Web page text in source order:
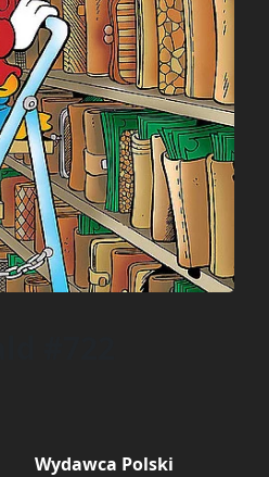
Wydawca Polski